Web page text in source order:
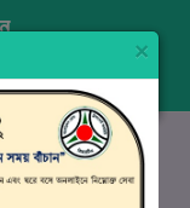
×